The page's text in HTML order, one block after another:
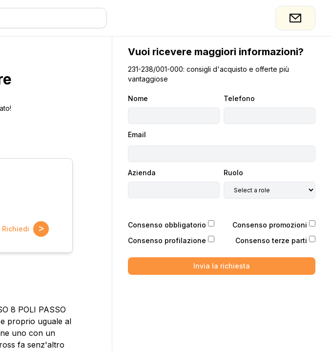
Richiedi >
8 POLI PASSO
proprio uguale al
uno con un
fa senz'altro
Vuoi ricevere maggiori informazioni?
231-238/001-000: consigli d'acquisto e offerte più
vantaggiose
Nome Telefono
Email
Azienda Ruolo
Consenso obbligatorio
Consenso promozioni
Consenso profilazione
Consenso terze parti
Invia la richiesta